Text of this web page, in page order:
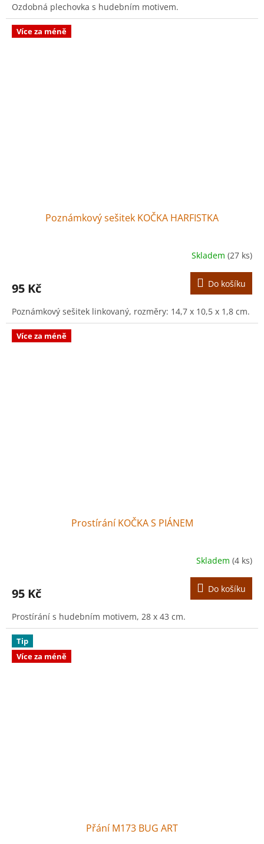
Ozdobná plechovka s hudebním motivem.
Více za méně
Poznámkový sešitek KOČKA HARFISTKA
Skladem (27 ks)
95 Kč Do košíku
Poznámkový sešitek linkovaný, rozměry: 14,7 x 10,5 x 1,8 cm.
Více za méně
Prostírání KOČKA S PIÁNEM
Skladem (4 ks)
95 Kč Do košíku
Prostírání s hudebním motivem, 28 x 43 cm.
Tip
Více za méně
Přání M173 BUG ART